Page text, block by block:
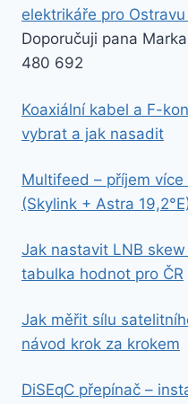
elektrikáře pro
Doporučuji pana
480 692
Koaxiální kabel a F-
vybrat a jak nasadit
Multifeed – příjem
(Skylink + Astra
Jak nastavit LNB
tabulka hodnot pro ČR
Jak měřit sílu
návod krok za krokem
DiSEqC přepínač –